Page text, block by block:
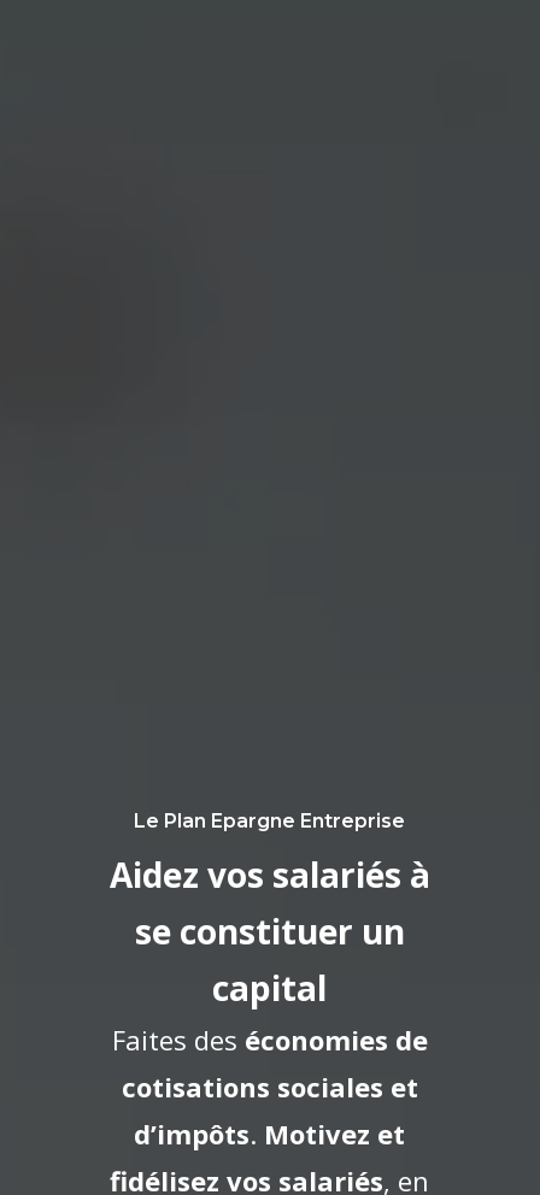
Le Plan Epargne Entreprise
Aidez vos salariés à
se constituer un
capital
Faites des économies de
cotisations sociales et
d’impôts. Motivez et
fidélisez vos salariés, en